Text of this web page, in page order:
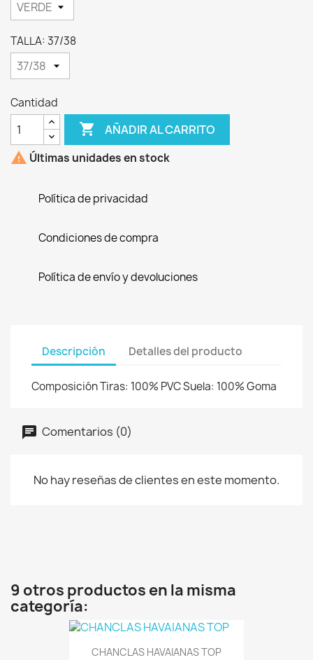
TALLA: 37/38
Cantidad
 AÑADIR AL CARRITO
 Últimas unidades en stock
Política de privacidad
Condiciones de compra
Política de envío y devoluciones
Descripción Detalles del producto
Composición Tiras: 100% PVC Suela: 100% Goma
Comentarios (0)
No hay reseñas de clientes en este momento.
9 otros productos en la misma
categoría:
CHANCLAS HAVAIANAS TOP